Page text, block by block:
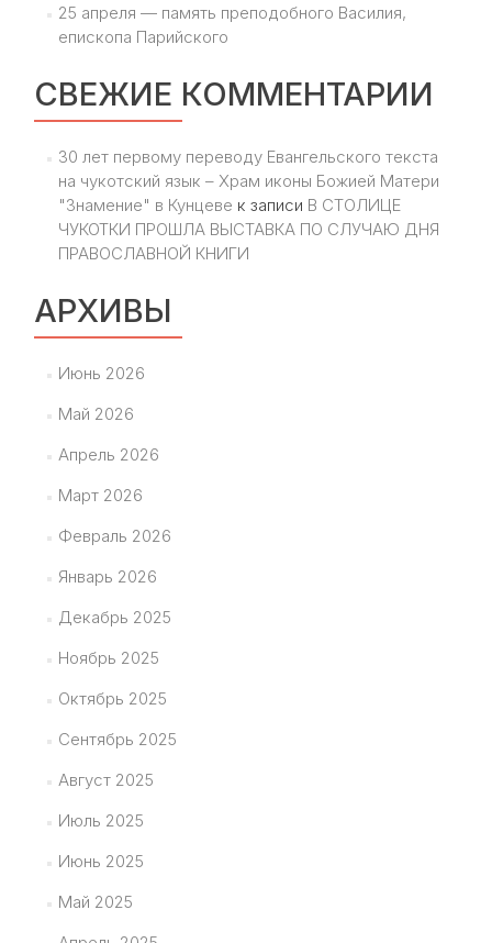
25 апреля — память преподобного Василия,
епископа Парийского
СВЕЖИЕ КОММЕНТАРИИ
30 лет первому переводу Евангельского текста
на чукотский язык – Храм иконы Божией Матери
"Знамение" в Кунцеве к записи В СТОЛИЦЕ
ЧУКОТКИ ПРОШЛА ВЫСТАВКА ПО СЛУЧАЮ ДНЯ
ПРАВОСЛАВНОЙ КНИГИ
АРХИВЫ
Июнь 2026
Май 2026
Апрель 2026
Март 2026
Февраль 2026
Январь 2026
Декабрь 2025
Ноябрь 2025
Октябрь 2025
Сентябрь 2025
Август 2025
Июль 2025
Июнь 2025
Май 2025